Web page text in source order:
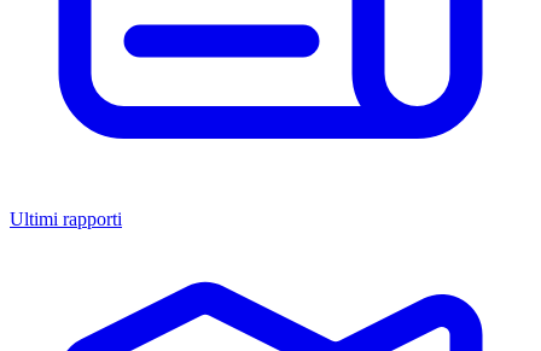
Ultimi rapporti